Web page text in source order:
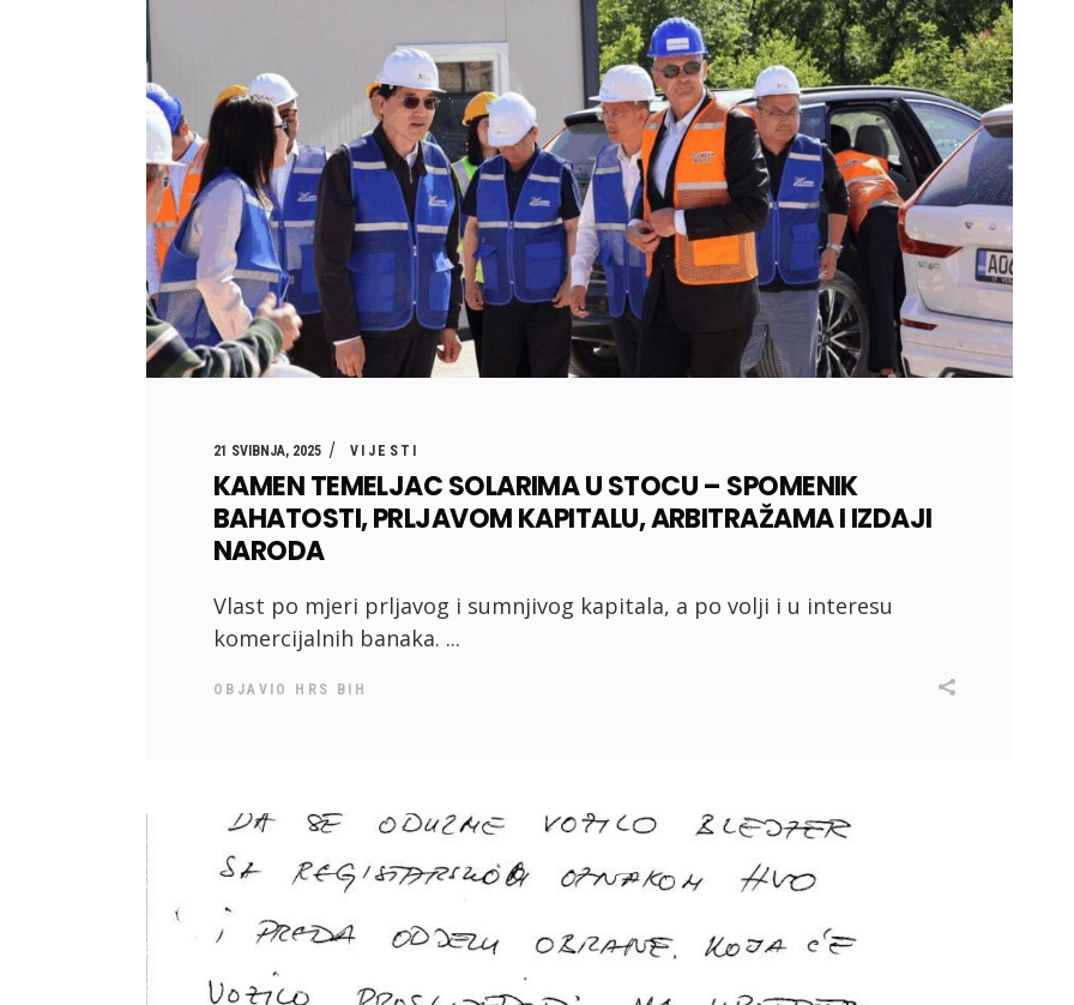
21 SVIBNJA, 2025 VIJESTI
KAMEN TEMELJAC SOLARIMA U STOCU – SPOMENIK
BAHATOSTI, PRLJAVOM KAPITALU, ARBITRAŽAMA I IZDAJI
NARODA
Vlast po mjeri prljavog i sumnjivog kapitala, a po volji i u interesu
komercijalnih banaka.
OBJAVIO HRS BIH